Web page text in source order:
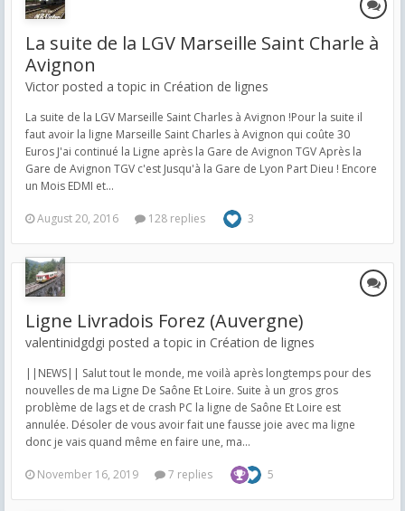
La suite de la LGV Marseille Saint Charle à
Avignon
Victor posted a topic in Création de lignes
La suite de la LGV Marseille Saint Charles à Avignon !​ Pour la suite il
faut avoir la ligne Marseille Saint Charles à Avignon qui coûte 30
Euros J'ai continué la Ligne après la Gare de Avignon TGV Après la
Gare de Avignon TGV c'est Jusqu'à la Gare de Lyon Part Dieu ! Encore
un Mois EDMI et...
August 20, 2016 128 replies 3
Ligne Livradois Forez (Auvergne)
valentinidgdgi posted a topic in Création de lignes
||NEWS|| Salut tout le monde, me voilà après longtemps pour des
nouvelles de ma Ligne De Saône Et Loire. Suite à un gros gros
problème de lags et de crash PC la ligne de Saône Et Loire est
annulée. Désoler de vous avoir fait une fausse joie avec ma ligne
donc je vais quand même en faire une, ma...
November 16, 2019 7 replies 5